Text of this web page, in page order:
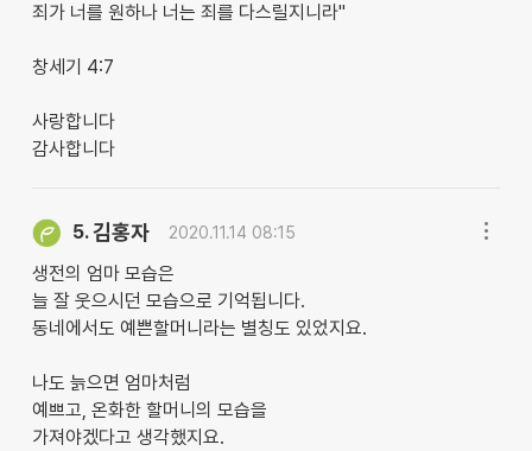
죄가 너를 원하나 너는 죄를 다스릴지니라"
창세기 4:7
사랑합니다
감사합니다
5.김홍자 2020.11.14 08:15
생전의 엄마 모습은
늘 잘 웃으시던 모습으로 기억됩니다.
동네에서도 예쁜할머니라는 별칭도 있었지요.
나도 늙으면 엄마처럼
예쁘고, 온화한 할머니의 모습을
가져야겠다고 생각했지요.